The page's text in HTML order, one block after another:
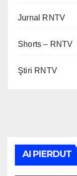
Jurnal RNTV
Shorts – RNTV
Ştiri RNTV
AI PIERDUT